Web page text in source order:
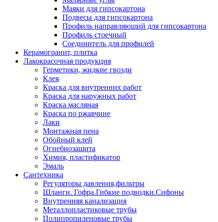
Маяки для гипсокартона
Подвесы для гипсокартона
Профиль направляющий для гипсокартона
Профиль стоечный
Соединитель для профилей
Керамогранит, плитка
Лакокрасочная продукция
Герметики, жидкие гвозди
Клея
Краска для внутренних работ
Краска для наружных работ
Краска масляная
Краска по ржавчине
Лаки
Монтажная пена
Обойный клей
Огнебиозащита
Химия, пластификатор
Эмаль
Сантехника
Регуляторы давления,фильтры
Шланги. Гофра.Гибкие подводки.Сифоны
Внутренняя канализация
Металлопластиковые трубы
Полипропиленовые трубы